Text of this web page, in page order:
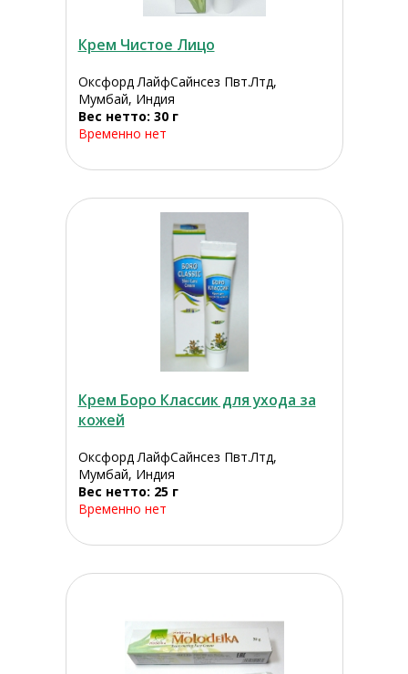
Крем Чистое Лицо
Оксфорд ЛайфСайнсез Пвт.Лтд,
Мумбай, Индия
Вес нетто: 30 г
Временно нет
Крем Боро Классик для ухода за
кожей
Оксфорд ЛайфСайнсез Пвт.Лтд,
Мумбай, Индия
Вес нетто: 25 г
Временно нет